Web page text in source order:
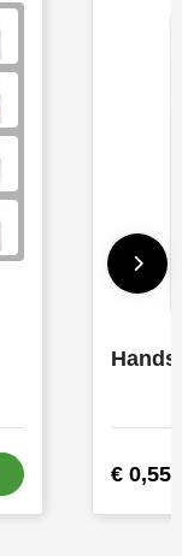
€ 0,55